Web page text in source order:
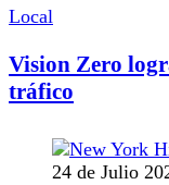
Local
Vision Zero
tráfico
24 de Julio